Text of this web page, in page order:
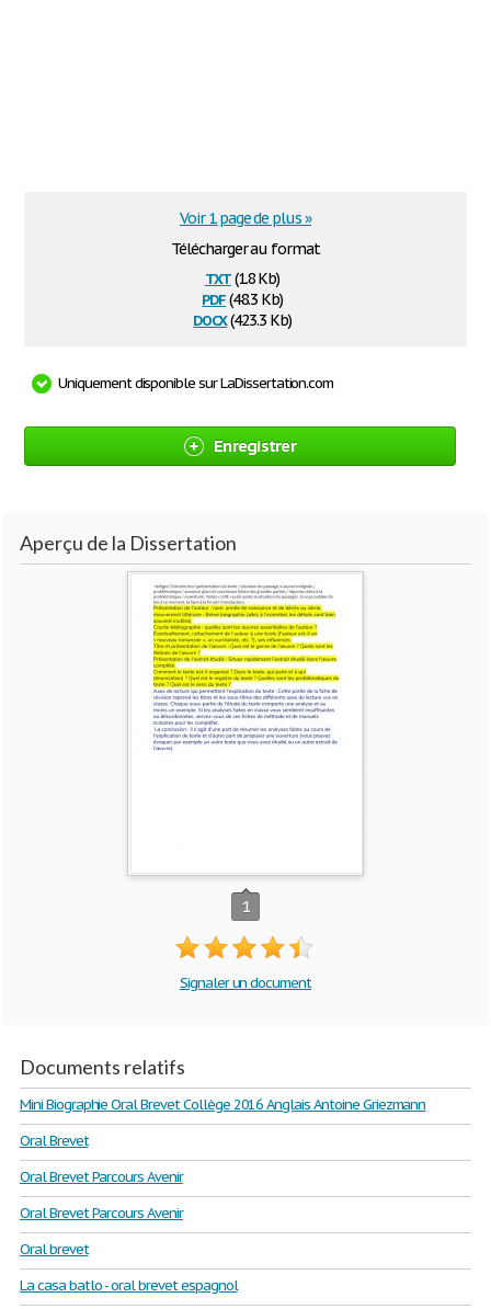
Télécharger au format
txt(1.8 Kb)
pdf(48.3 Kb)
docx(423.3 Kb)
Voir 1 page de plus »
Uniquement disponible sur LaDissertation.com
Enregistrer
Aperçu de la Dissertation
1
Signaler un document
Documents relatifs
Mini Biographie Oral Brevet Collège 2016 Anglais Antoine Griezmann
Oral Brevet
Oral Brevet Parcours Avenir
Oral Brevet Parcours Avenir
Oral brevet
La casa batlo - oral brevet espagnol